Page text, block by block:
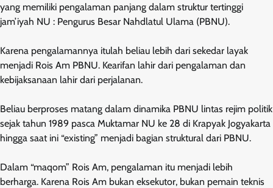
yang memiliki pengalaman panjang dalam struktur tertinggi
jam’iyah NU : Pengurus Besar Nahdlatul Ulama (PBNU).
Karena pengalamannya itulah beliau lebih dari sekedar layak
menjadi Rois Am PBNU. Kearifan lahir dari pengalaman dan
kebijaksanaan lahir dari perjalanan.
Beliau berproses matang dalam dinamika PBNU lintas rejim politik
sejak tahun 1989 pasca Muktamar NU ke 28 di Krapyak Jogyakarta
hingga saat ini “existing” menjadi bagian struktural dari PBNU.
Dalam “maqom” Rois Am, pengalaman itu menjadi lebih
berharga. Karena Rois Am bukan eksekutor, bukan pemain teknis